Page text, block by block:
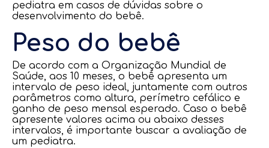
pediatra em casos de dúvidas sobre o
desenvolvimento do bebê.
Peso do bebê
De acordo com a Organização Mundial de
Saúde, aos 10 meses, o bebê apresenta um
intervalo de peso ideal, juntamente com outros
parâmetros como altura, perímetro cefálico e
ganho de peso mensal esperado. Caso o bebê
apresente valores acima ou abaixo desses
intervalos, é importante buscar a avaliação de
um pediatra.